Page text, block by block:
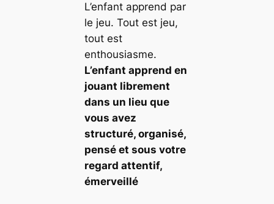
L’enfant apprend par
le jeu. Tout est jeu,
tout est
enthousiasme.
L’enfant apprend en
jouant librement
dans un lieu que
vous avez
structuré, organisé,
pensé et sous votre
regard attentif,
émerveillé